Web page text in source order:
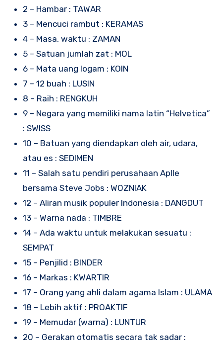
2 – Hambar : TAWAR
3 – Mencuci rambut : KERAMAS
4 – Masa, waktu : ZAMAN
5 – Satuan jumlah zat : MOL
6 – Mata uang logam : KOIN
7 – 12 buah : LUSIN
8 – Raih : RENGKUH
9 – Negara yang memiliki nama latin “Helvetica”
: SWISS
10 – Batuan yang diendapkan oleh air, udara,
atau es : SEDIMEN
11 – Salah satu pendiri perusahaan Aplle
bersama Steve Jobs : WOZNIAK
12 – Aliran musik populer Indonesia : DANGDUT
13 – Warna nada : TIMBRE
14 – Ada waktu untuk melakukan sesuatu :
SEMPAT
15 – Penjilid : BINDER
16 – Markas : KWARTIR
17 – Orang yang ahli dalam agama Islam : ULAMA
18 – Lebih aktif : PROAKTIF
19 – Memudar (warna) : LUNTUR
20 – Gerakan otomatis secara tak sadar :